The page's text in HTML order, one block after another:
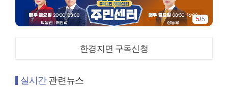
5/5
한경지면 구독신청
실시간관련뉴스